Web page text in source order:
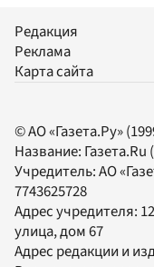
Редакция
Реклама
Карта сайта
© АО «Газета.Ру»
Название: Газета.Ru
Учредитель:АО
7743625728
Адрес учредителя:
улица, дом 67
Адрес редакции и